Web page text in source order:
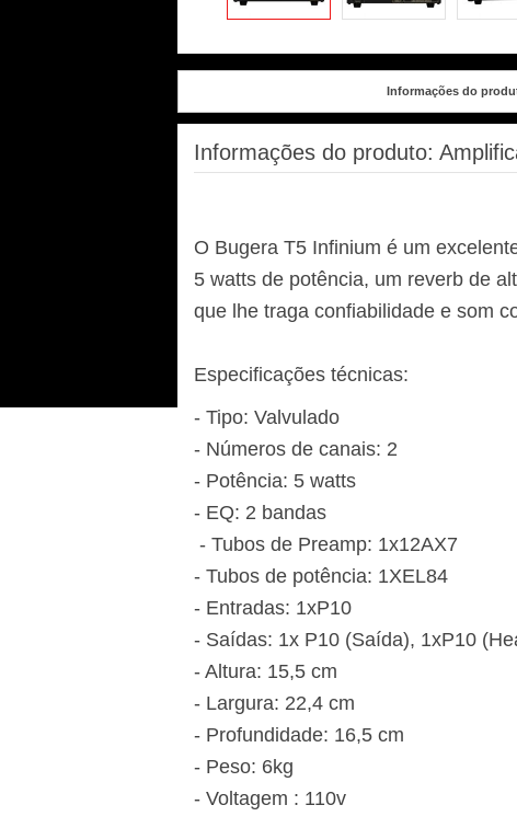
Informações do
Informações do produto:
O Bugera T5 Infinium é um
5 watts de potência, um reverb de
que lhe traga confiabilidade e som
Especificações técnicas:
- Tipo: Valvulado
- Números de canais: 2
- Potência: 5 watts
- EQ: 2 bandas
- Tubos de Preamp: 1x12AX7
- Tubos de potência: 1XEL84
- Entradas: 1xP10
- Saídas: 1x P10 (Saída), 1xP10
- Altura: 15,5 cm
- Largura: 22,4 cm
- Profundidade: 16,5 cm
- Peso: 6kg
- Voltagem : 110v